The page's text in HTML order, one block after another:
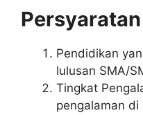
Pendidikan
lulusan SMA/
Tingkat
pengalaman